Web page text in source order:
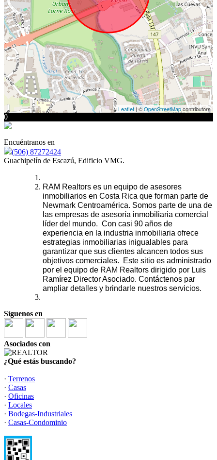
Leaflet | ©OpenStreetMapcontributors
0
Encuéntranos en
(506) 87272424
Guachipelín de Escazú, Edificio VMG.
RAM Realtors es un equipo de asesores
inmobiliarios en Costa Rica que forman parte de
Newmark Centroamérica. Somos parte de una de
las empresas de asesoría inmobiliaria comercial
líder del mundo. Con casi 90 años de
experiencia en la industria inmobiliaria ofrece
estrategias inmobiliarias inigualables para
garantizar que sus clientes alcancen todos sus
objetivos comerciales. Este sitio es administrado
por el equipo de RAM Realtors dirigido por Luis
Ramírez Director Asociado. Contáctenos par
ampliar detalles y brindarle nuestros servicios.
Síguenos en
Asociados con
¿Qué estás buscando?
· Terrenos
· Casas
· Oficinas
· Locales
· Bodegas-Industriales
· Casas-Condominio